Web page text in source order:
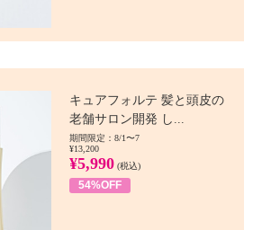
キュアフォルテ 髪と頭皮の
老舗サロン開発 し...
期間限定：8/1〜7
¥13,200
¥5,990 (税込)
54%OFF